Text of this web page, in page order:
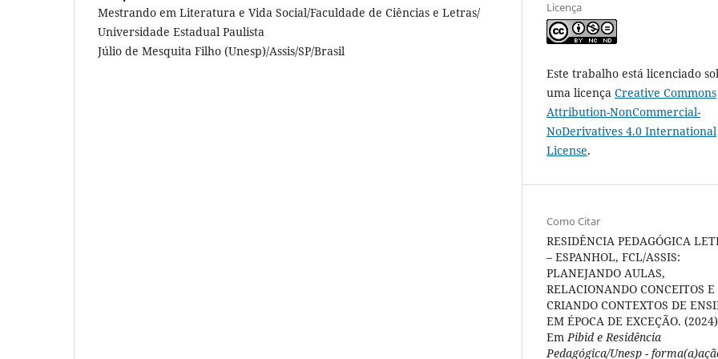
Mestrando em Literatura e Vida Social/Faculdade de Ciências e Letras/
Universidade Estadual Paulista
Júlio de Mesquita Filho (Unesp)/Assis/SP/Brasil
Licença
Este trabalho está licenciado
uma licença Creative Commons
Attribution-NonCommercial-
NoDerivatives 4.0 International
License.
Como Citar
RESIDÊNCIA PEDAGÓGICA
– ESPANHOL, FCL/ASSIS:
PLANEJANDO AULAS,
RELACIONANDO CONCEITOS E
CRIANDO CONTEXTOS DE
EM ÉPOCA DE EXCEÇÃO.
EmPibid e Residência
Pedagógica/Unesp -